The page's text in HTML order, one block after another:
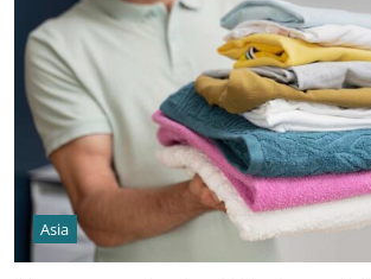
Asia